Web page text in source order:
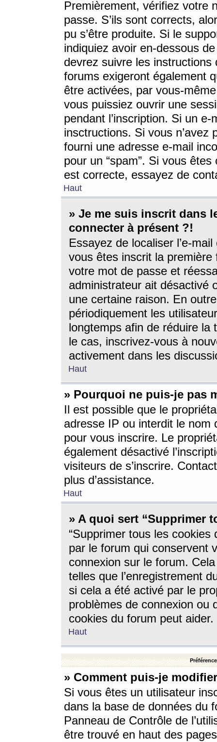
Premièrement, vérifiez votre
passe. S’ils sont corrects,
pu s’être produite. Si le
indiquiez avoir en-dessous
devrez suivre les
forums exigeront également
être activées, par vous-
vous puissiez ouvrir une
pendant l’inscription. Si un
insctructions. Si vous n’avez
fourni une adresse e-mail
pour un “spam”. Si vous
est correcte, essayez de
Haut
» Je me suis inscrit dans
connecter à présent ?!
Essayez de localiser l’e-
vous êtes inscrit la première
votre mot de passe et
administrateur ait désactivé
une certaine raison. En
périodiquement les
longtemps afin de réduire la
le cas, inscrivez-vous à
activement dans les
Haut
» Pourquoi ne puis-je pas
Il est possible que le
adresse IP ou interdit le nom
pour vous inscrire. Le
également désactivé
visiteurs de s’inscrire.
plus d’assistance.
Haut
» A quoi sert “Supprimer
“Supprimer tous les cookies
par le forum qui conservent
connexion sur le forum.
telles que l’enregistrement
si cela a été activé par le
problèmes de connexion ou
cookies du forum peut aider.
Haut
» Comment puis-je
Si vous êtes un utilisateur
dans la base de données du
Panneau de Contrôle de
être trouvé en haut des